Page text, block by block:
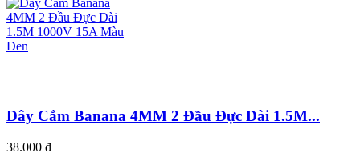
Dây Cắm Banana 4MM 2 Đầu Đực Dài 1.5M...
38.000 đ